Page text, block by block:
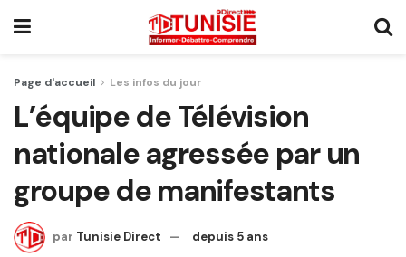
Page d'accueil Les infos du jour
L’équipe de Télévision
nationale agressée par un
groupe de manifestants
par Tunisie Direct depuis 5 ans